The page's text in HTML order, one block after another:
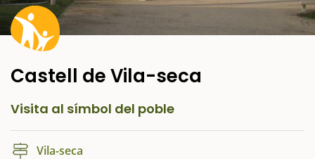
Castell de Vila-seca
Visita al símbol del poble
Vila-seca